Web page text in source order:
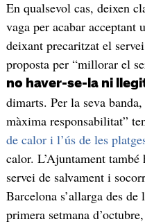
En qualsevol cas, deixen
vaga per acabar acceptant
deixant precaritzat el
proposta per “millorar el
no haver-se-la ni
dimarts. Per la seva
màxima responsabilitat”
de calor i l’ús de les
calor. L’Ajuntament
servei de salvament i
Barcelona s’allarga des
primera setmana d’octubre,